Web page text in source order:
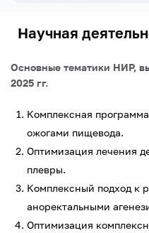
Научная
Основные тематики НИР,
2025 гг.
Комплексная
ожогами пищевода.
Оптимизация лечения
плевры.
Комплексный подход к
аноректальными
Оптимизация